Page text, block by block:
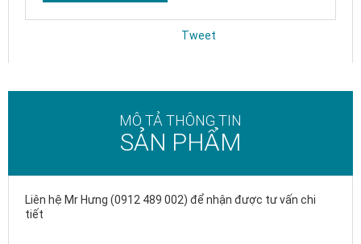
Tweet
MÔ TẢ THÔNG TIN
SẢN PHẨM
Liên hệ Mr Hưng (0912 489 002) để nhận được tư vấn chi
tiết